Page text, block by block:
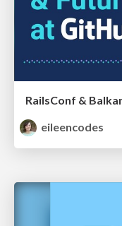
eileencodes